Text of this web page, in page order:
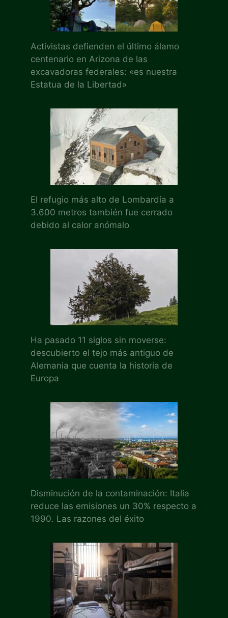
Activistas defienden el último álamo
centenario en Arizona de las
excavadoras federales: «es nuestra
Estatua de la Libertad»
El refugio más alto de Lombardía a
3.600 metros también fue cerrado
debido al calor anómalo
Ha pasado 11 siglos sin moverse:
descubierto el tejo más antiguo de
Alemania que cuenta la historia de
Europa
Disminución de la contaminación: Italia
reduce las emisiones un 30% respecto a
1990. Las razones del éxito